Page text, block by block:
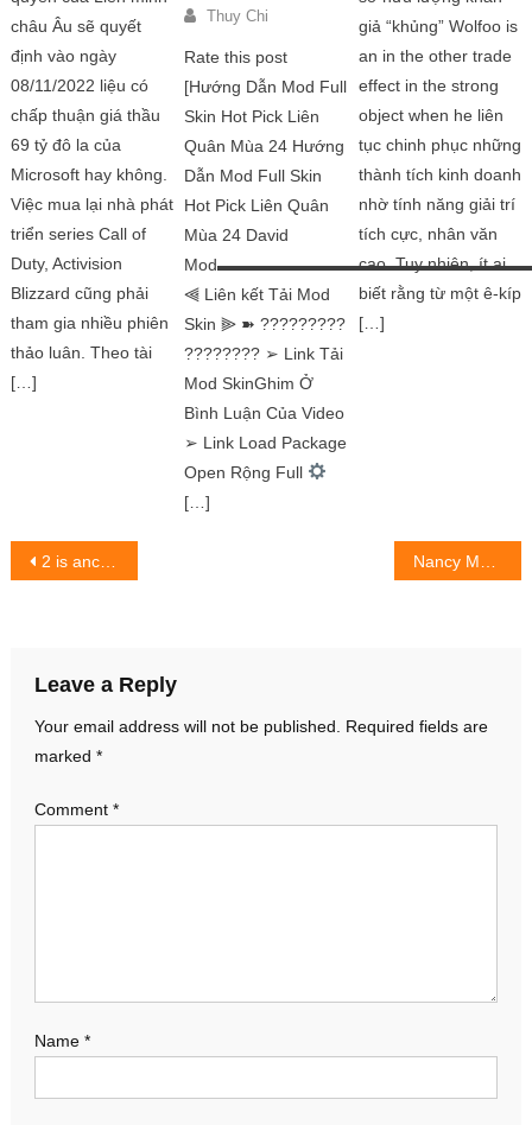
châu Âu sẽ quyết
định vào ngày
08/11/2022 liệu có
chấp thuận giá thầu
69 tỷ đô la của
Microsoft hay không.
Việc mua lại nhà phát
triển series Call of
Duty, Activision
Blizzard cũng phải
tham gia nhiều phiên
thảo luân. Theo tài
[…]
Thuy Chi
Rate this post
[Hướng Dẫn Mod Full
Skin Hot Pick Liên
Quân Mùa 24 Hướng
Dẫn Mod Full Skin
Hot Pick Liên Quân
Mùa 24 David
⫷ Liên kết Tải Mod
Skin ⫸ ➽ ?????????
???????? ➢ Link Tải
Mod SkinGhim Ở
Bình Luận Của Video
➢ Link Load Package
Open Rộng Full
[…]
giả “khủng” Wolfoo is
an in the other trade
effect in the strong
object when he liên
tục chinh phục những
thành tích kinh doanh
nhờ tính năng giải trí
tích cực, nhân văn
cao. Tuy nhiên, ít ai
biết rằng từ một ê-kíp
[…]
Post
2 is ancale Roman option is 100% at CKTG 2022
Leave a Reply
Your email address will not be published.
Required fields are
marked *
Comment *
Name *